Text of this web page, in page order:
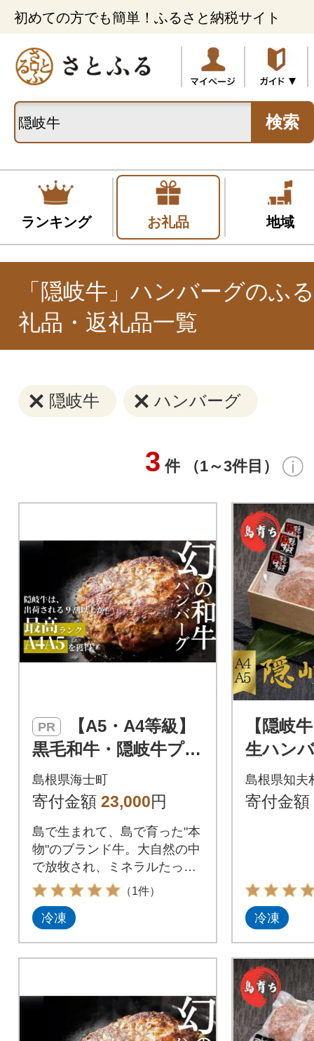
初めての方でも簡単！ふるさと納税サイト
検索
ランキング お礼品 地域
「隠岐牛」ハンバーグのふ
礼品・返礼品一覧
隠岐牛 ハンバーグ
3 件 （1～3件目）
PR
黒毛和牛・隠岐牛プレ
ミアム生ハンバーグ6
個 900g
島根県海士町
寄付金額 23,000円
島で生まれて、島で育った"本
物"のブランド牛。大自然の中
で放牧され、ミネラルたっぷ
りの飼料を食べて育ちました!
（1件）
冷凍
【隠岐
生ハン
0g 天然
島育ち
島根県知夫
寄付金額
冷凍